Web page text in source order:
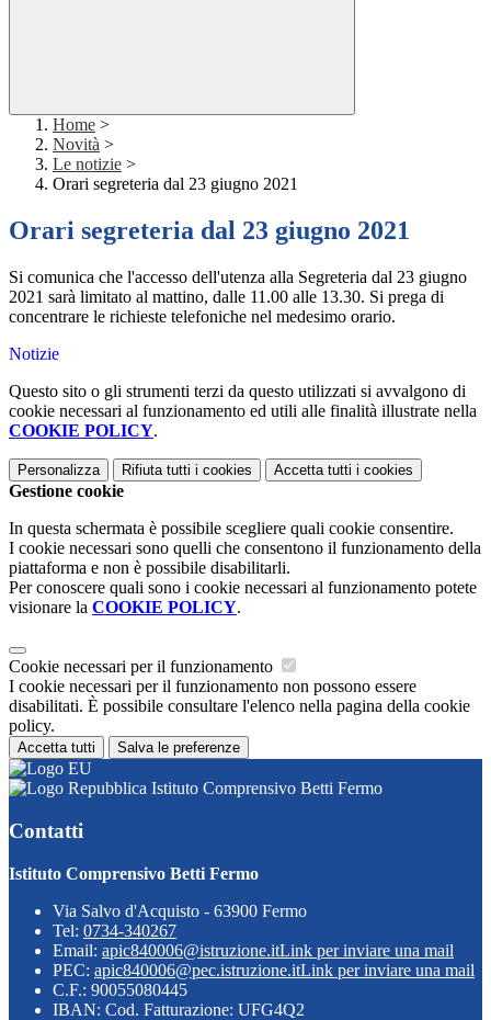
Home >
Novità >
Le notizie >
Orari segreteria dal 23 giugno 2021
Orari segreteria dal 23 giugno 2021
Si comunica che l'accesso dell'utenza alla Segreteria dal 23 giugno
2021 sarà limitato al mattino, dalle 11.00 alle 13.30. Si prega di
concentrare le richieste telefoniche nel medesimo orario.
Notizie
Questo sito o gli strumenti terzi da questo utilizzati si avvalgono di
cookie necessari al funzionamento ed utili alle finalità illustrate nella
COOKIE POLICY.
Personalizza Rifiuta tutti i cookies Accetta tutti i cookies
Gestione cookie
In questa schermata è possibile scegliere quali cookie consentire.
I cookie necessari sono quelli che consentono il funzionamento della
piattaforma e non è possibile disabilitarli.
Per conoscere quali sono i cookie necessari al funzionamento potete
visionare la COOKIE POLICY.
Cookie necessari per il funzionamento
I cookie necessari per il funzionamento non possono essere
disabilitati. È possibile consultare l'elenco nella pagina della cookie
policy.
Accetta tutti Salva le preferenze
Istituto Comprensivo Betti Fermo
Contatti
Istituto Comprensivo Betti Fermo
Via Salvo d'Acquisto - 63900 Fermo
Tel: 0734-340267
Email: apic840006@istruzione.itLink per inviare una mail
PEC: apic840006@pec.istruzione.itLink per inviare una mail
C.F.: 90055080445
IBAN: Cod. Fatturazione: UFG4Q2